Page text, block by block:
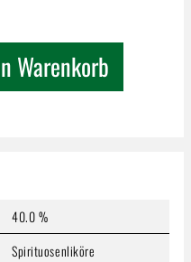
Wert ein oder
Warenkorb
40% | 0,7l
Wert ein oder
Warenkorb
40.0 %
Spirituosenliköre